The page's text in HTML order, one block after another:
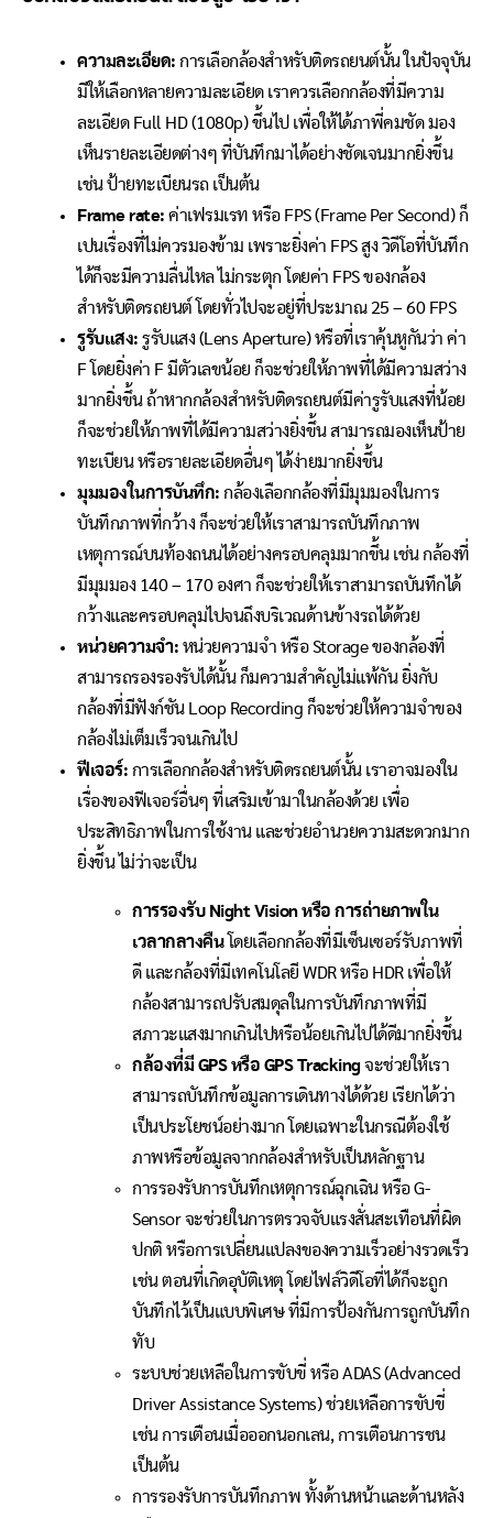
ความละเอียด: การเลือกล้องสำหรับติดรถยนต์นั้น ในปัจจุบัน
มีให้เลือกหลายความละเอียด เราควรเลือกกล้องที่มีความ
ละเอียด Full HD (1080p) ขึ้นไป เพื่อให้ได้ภาพี่คมชัด มอง
เห็นรายละเอียดต่างๆ ที่บันทึกมาได้อย่างชัดเจนมากยิ่งขึ้น
เช่น ป้ายทะเบียนรถ เป็นต้น
Frame rate: ค่าเฟรมเรท หรือ FPS (Frame Per Second) ก็
เปนเรื่องที่ไม่ควรมองข้าม เพราะยิ่งค่า FPS สูง วิดีโอที่บันทึก
ได้ก็จะมีความลื่นไหล ไม่กระตุก โดยค่า FPS ของกล้อง
สำหรับติดรถยนต์ โดยทั่วไปจะอยู่ที่ประมาณ 25 – 60 FPS
รูรับแสง: รูรับแสง (Lens Aperture) หรือที่เราคุ้นหูกันว่า ค่า
F โดยยิ่งค่า F มีตัวเลขน้อย ก็จะช่วยให้ภาพที่ได้มีความสว่าง
มากยิ่งขึ้น ถ้าหากกล้องสำหรับติดรถยนต์มีค่ารูรับแสงที่น้อย
ก็จะช่วยให้ภาพที่ได้มีความสว่างยิ่งขึ้น สามารถมองเห็นป้าย
ทะเบียน หรือรายละเอียดอื่นๆ ได้ง่ายมากยิ่งขึ้น
มุมมองในการบันทึก: กล้องเลือกกล้องที่มีมุมมองในการ
บันทึกภาพที่กว้าง ก็จะช่วยให้เราสามารถบันทึกภาพ
เหตุการณ์บนท้องถนนได้อย่างครอบคลุมมากขึ้น เช่น กล้องที่
มีมุมมอง 140 – 170 องศา ก็จะช่วยให้เราสามารถบันทึกได้
กว้างและครอบคลุมไปจนถึงบริเวณด้านข้างรถได้ด้วย
หน่วยความจำ: หน่วยความจำ หรือ Storage ของกล้องที่
สามารถรองรองรับได้นั้น ก็มความสำคัญไม่แพ้กัน ยิ่งกับ
กล้องที่มีฟังก์ชัน Loop Recording ก็จะช่วยให้ความจำของ
กล้องไม่เต็มเร็วจนเกินไป
ฟีเจอร์: การเลือกกล้องสำหรับติดรถยนต์นั้น เราอาจมองใน
เรื่องของฟีเจอร์อื่นๆ ที่เสริมเข้ามาในกล้องด้วย เพื่อ
ประสิทธิภาพในการใช้งาน และช่วยอำนวยความสะดวกมาก
ยิ่งขึ้น ไม่ว่าจะเป็น
การรองรับ Night Vision หรือ การถ่ายภาพใน
เวลากลางคืนโดยเลือกกล้องที่มีเซ็นเซอร์รับภาพที่
ดี และกล้องที่มีเทคโนโลยี WDR หรือ HDR เพื่อให้
กล้องสามารถปรับสมดุลในการบันทึกภาพที่มี
สภาวะแสงมากเกินไปหรือน้อยเกินไปได้ดีมากยิ่งขึ้น
กล้องที่มี GPS หรือ GPS Trackingจะช่วยให้เรา
สามารถบันทึกข้อมูลการเดินทางได้ด้วย เรียกได้ว่า
เป็นประโยชน์อย่างมาก โดยเฉพาะในกรณีต้องใช้
ภาพหรือข้อมูลจากกล้องสำหรับเป็นหลักฐาน
การรองรับการบันทึกเหตุการณ์ฉุกเฉิน หรือ G-
Sensor จะช่วยในการตรวจจับแรงสั่นสะเทือนที่ผิด
ปกติ หรือการเปลี่ยนแปลงของความเร็วอย่างรวดเร็ว
เช่น ตอนที่เกิดอุบัติเหตุ โดยไฟล์วิดีโอที่ได้ก็จะถูก
บันทึกไว้เป็นแบบพิเศษ ที่มีการป้องกันการถูกบันทึก
ทับ
ระบบช่วยเหลือในการขับขี่ หรือ ADAS (Advanced
Driver Assistance Systems) ช่วยเหลือการขับขี่
เช่น การเตือนเมื่อออกนอกเลน, การเตือนการชน
เป็นต้น
การรองรับการบันทึกภาพ ทั้งด้านหน้าและด้านหลัง